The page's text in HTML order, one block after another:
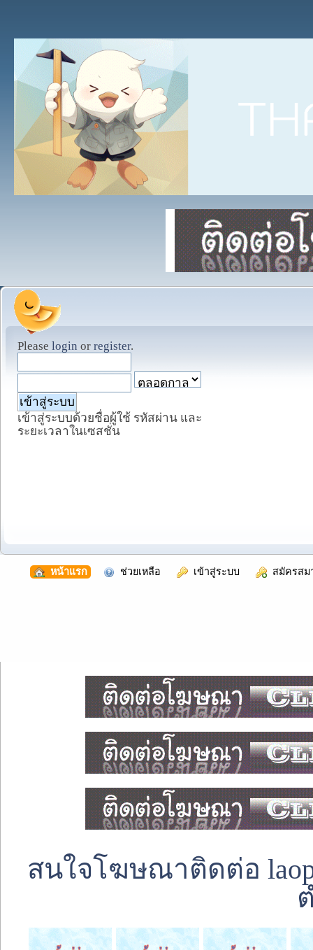
Please login or register.
เข้าสู่ระบบด้วยชื่อผู้ใช้ รหัสผ่าน และ
ระยะเวลาในเซสชั่น
หน้าแรก ช่วยเหลือ เข้าสู่ระบบ สมัครสม
สนใจโฆษณาติดต่อ